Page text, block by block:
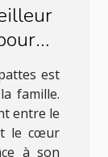
est
famille.
entre le
le cœur
à son